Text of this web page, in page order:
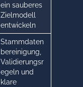
ein sauberes
Zielmodell
entwickeln
Stammdaten
bereinigung,
Validierungsr
egeln und
klare